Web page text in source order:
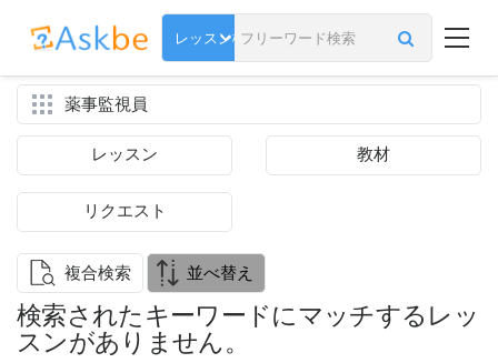
薬事監視員
レッスン 教材
リクエスト
複合検索 並べ替え
検索されたキーワードにマッチするレッ
スンがありません。